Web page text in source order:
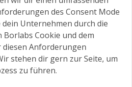
des Consent Mode
Unternehmen durch die
Cookie und dem
Anforderungen
stehen dir gern zur Seite, um
zu führen.